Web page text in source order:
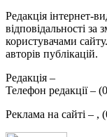
Редакція інтернет-
відповідальності за
користувачами
авторів публікацій.
Редакція –
Телефон редакції –
Реклама на сайті – ,